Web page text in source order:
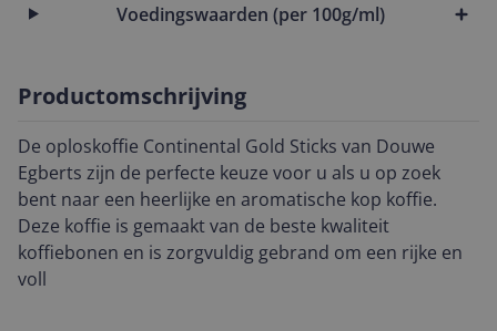
Voedingswaarden (per 100g/ml)
Productomschrijving
De oploskoffie Continental Gold Sticks van Douwe
Egberts zijn de perfecte keuze voor u als u op zoek
bent naar een heerlijke en aromatische kop koffie.
Deze koffie is gemaakt van de beste kwaliteit
koffiebonen en is zorgvuldig gebrand om een rijke en
voll